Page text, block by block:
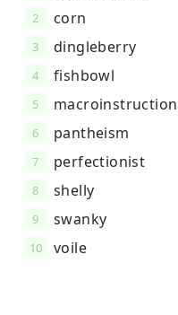
2 corn
3 dingleberry
4 fishbowl
5 macroinstruction
6 pantheism
7 perfectionist
8 shelly
9 swanky
10 voile